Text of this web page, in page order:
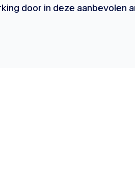
door in deze aanbevolen